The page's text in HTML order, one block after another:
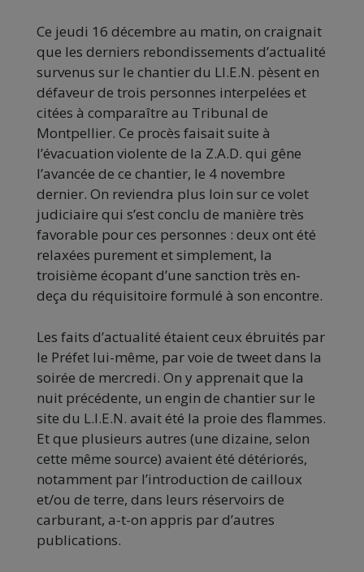
Ce jeudi 16 décembre au matin, on craignait
que les derniers rebondissements d’actualité
survenus sur le chantier du LI.E.N. pèsent en
défaveur de trois personnes interpelées et
citées à comparaître au Tribunal de
Montpellier. Ce procès faisait suite à
l’évacuation violente de la Z.A.D. qui gêne
l’avancée de ce chantier, le 4 novembre
dernier. On reviendra plus loin sur ce volet
judiciaire qui s’est conclu de manière très
favorable pour ces personnes : deux ont été
relaxées purement et simplement, la
troisième écopant d’une sanction très en-
deça du réquisitoire formulé à son encontre.
Les faits d’actualité étaient ceux ébruités par
le Préfet lui-même, par voie de tweet dans la
soirée de mercredi. On y apprenait que la
nuit précédente, un engin de chantier sur le
site du L.I.E.N. avait été la proie des flammes.
Et que plusieurs autres (une dizaine, selon
cette même source) avaient été détériorés,
notamment par l’introduction de cailloux
et/ou de terre, dans leurs réservoirs de
carburant, a-t-on appris par d’autres
publications.